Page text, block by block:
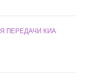
ПЕРЕДАЧИ КИА